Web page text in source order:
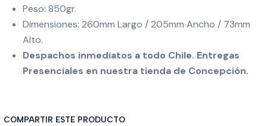
Peso: 850gr.
Dimensiones: 260mm Largo / 205mm Ancho / 73mm
Alto.
Despachos inmediatos a todo Chile. Entregas
Presenciales en nuestra tienda de Concepción.
COMPARTIR ESTE PRODUCTO